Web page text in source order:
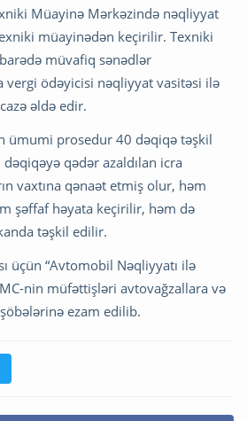
Müayinə Mərkəzində nəqliyyat
müayinədən keçirilir. Texniki
müvafiq sənədlər
ödəyicisi nəqliyyat vasitəsi ilə
əldə edir.
ümumi prosedur 40 dəqiqə təşkil
qədər azaldılan icra
vaxtına qənaət etmiş olur, həm
şəffaf həyata keçirilir, həm də
təşkil edilir.
üçün “Avtomobil Nəqliyyatı ilə
nin müfəttişləri avtovağzallara və
ezam edilib.